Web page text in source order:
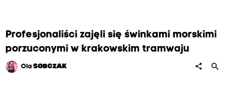
Profesjonaliści zajęli się świnkami morskimi
porzuconymi w krakowskim tramwaju
OlaSOBCZAK share search